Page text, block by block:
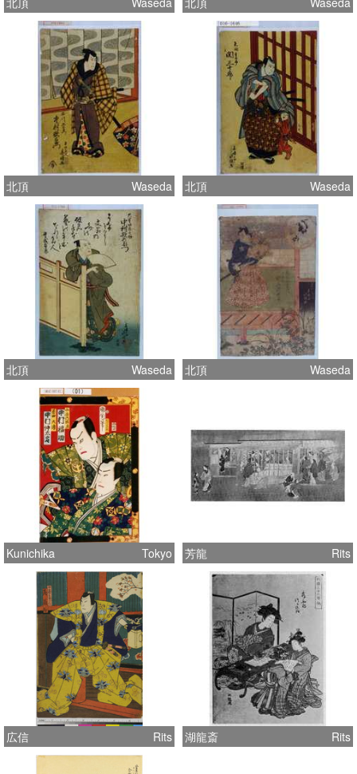
北頂 Waseda 北頂 Waseda
北頂 Waseda 北頂 Waseda
Kunichika Tokyo 芳龍 Rits
広信 Rits 湖龍斎 Rits